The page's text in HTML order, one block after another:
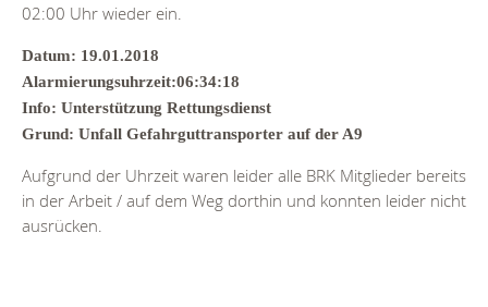
02:00 Uhr wieder ein.
Datum: 19.01.2018
Alarmierungsuhrzeit:06:34:18
Info: Unterstützung Rettungsdienst
Grund: Unfall Gefahrguttransporter auf der A9
Aufgrund der Uhrzeit waren leider alle BRK Mitglieder bereits
in der Arbeit / auf dem Weg dorthin und konnten leider nicht
ausrücken.